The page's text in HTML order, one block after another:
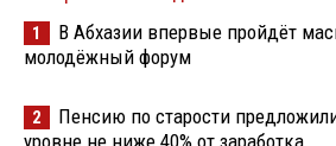
1
В Абхазии впервые пройдёт
молодёжный форум
2
Пенсию по старости
уровне не ниже 40% от заработка